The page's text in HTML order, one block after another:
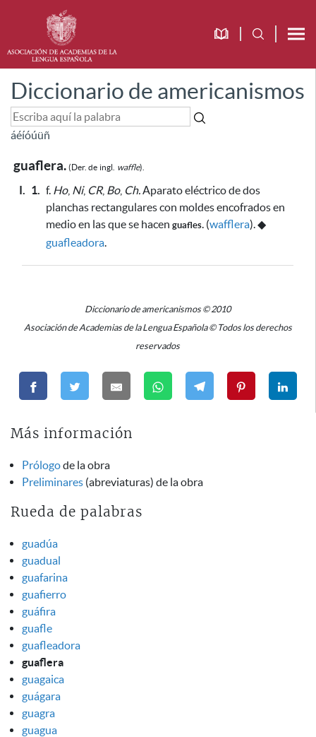
Diccionario de americanismos
áéíóúüñ
guaflera. (Der. de ingl. waffle).
I. 1. f. Ho, Ni, CR, Bo, Ch.Aparato eléctrico de dos
planchas rectangulares con moldes encofrados en
medioen las que se hacen guafles. (wafflera).◆
guafleadora.
Diccionario de americanismos © 2010
Asociación de Academias de la Lengua Española © Todos los derechos
reservados
Más información
Prólogode la obra
Preliminares (abreviaturas) de la obra
Rueda de palabras
guadúa
guadual
guafarina
guafierro
guáfira
guafle
guafleadora
guaflera
guagaica
guágara
guagra
guagua